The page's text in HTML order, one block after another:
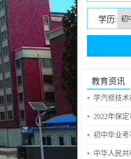
学历:
教育资讯
•
•
•
•